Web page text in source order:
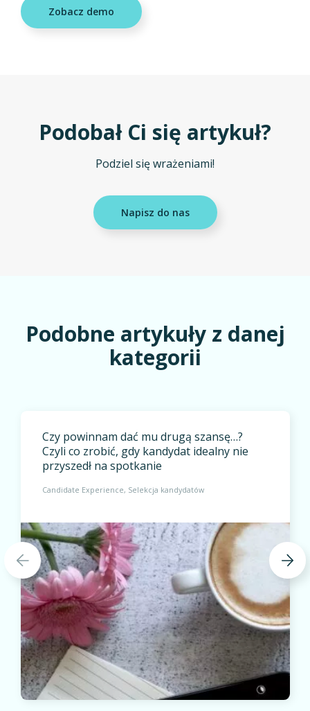
Zobacz demo
Podobał Ci się artykuł?
Podziel się wrażeniami!
Napisz do nas
Podobne artykuły z danej
kategorii
Czy powinnam dać mu drugą szansę…?
Czyli co zrobić, gdy kandydat idealny nie
przyszedł na spotkanie
Candidate Experience Selekcja kandydatów